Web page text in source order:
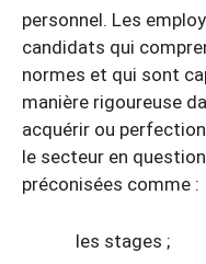
personnel. Les
candidats qui
normes et qui sont
manière rigoureuse
acquérir ou
le secteur en
préconisées comme :
les stages ;